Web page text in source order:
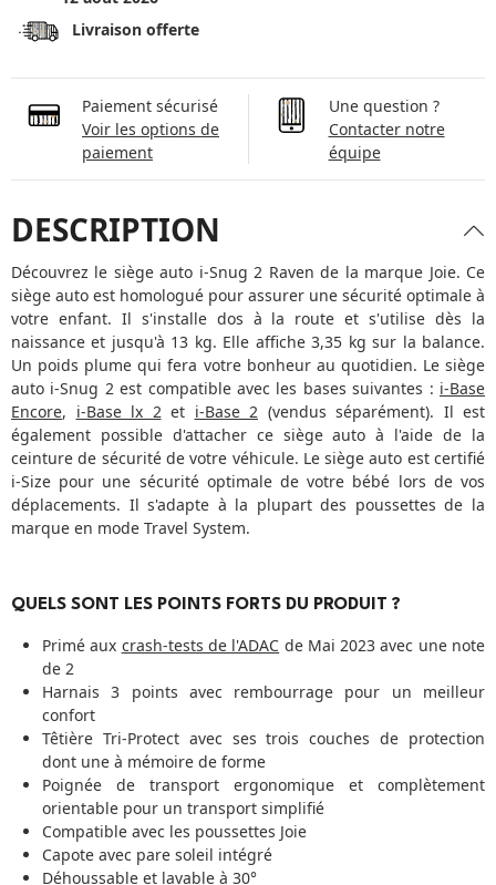
Livraison offerte
Paiement sécurisé
Voir les options de
paiement
Une question ?
Contacter notre
équipe
DESCRIPTION
Découvrez le siège auto i-Snug 2 Raven de la marque Joie. Ce
siège auto est homologué pour assurer une sécurité optimale à
votre enfant. Il s'installe dos à la route et s'utilise dès la
naissance et jusqu'à 13 kg. Elle affiche 3,35 kg sur la balance.
Un poids plume qui fera votre bonheur au quotidien. Le siège
auto i-Snug 2 est compatible avec les bases suivantes : i-Base
Encore, i-Base lx 2 et i-Base 2 (vendus séparément). Il est
également possible d'attacher ce siège auto à l'aide de la
ceinture de sécurité de votre véhicule. Le siège auto est certifié
i-Size pour une sécurité optimale de votre bébé lors de vos
déplacements. Il s'adapte à la plupart des poussettes de la
marque en mode Travel System.
QUELS SONT LES POINTS FORTS DU PRODUIT ?
Primé aux crash-tests de l'ADAC de Mai 2023 avec une note
de 2
Harnais 3 points avec rembourrage pour un meilleur
confort
Têtière Tri-Protect avec ses trois couches de protection
dont une à mémoire de forme
Poignée de transport ergonomique et complètement
orientable pour un transport simplifié
Compatible avec les poussettes Joie
Capote avec pare soleil intégré
Déhoussable et lavable à 30°